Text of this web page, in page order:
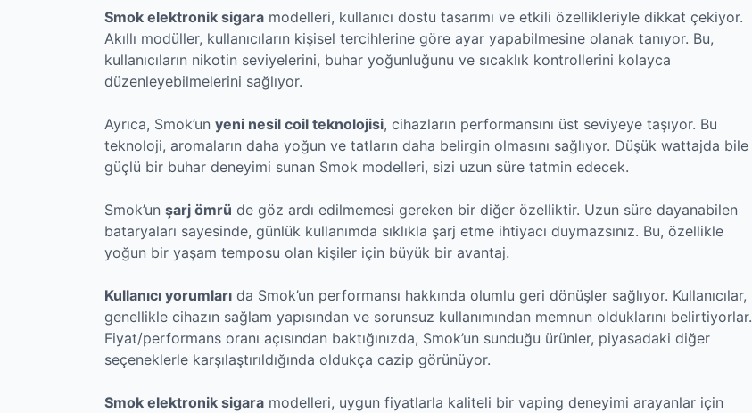
Smok elektronik sigara modelleri, kullanıcı dostu tasarımı ve etkili özellikleriyle dikkat çekiyor.
Akıllı modüller, kullanıcıların kişisel tercihlerine göre ayar yapabilmesine olanak tanıyor. Bu,
kullanıcıların nikotin seviyelerini, buhar yoğunluğunu ve sıcaklık kontrollerini kolayca
düzenleyebilmelerini sağlıyor.
Ayrıca, Smok’un yeni nesil coil teknolojisi, cihazların performansını üst seviyeye taşıyor. Bu
teknoloji, aromaların daha yoğun ve tatların daha belirgin olmasını sağlıyor. Düşük wattajda bile
güçlü bir buhar deneyimi sunan Smok modelleri, sizi uzun süre tatmin edecek.
Smok’un şarj ömrü de göz ardı edilmemesi gereken bir diğer özelliktir. Uzun süre dayanabilen
bataryaları sayesinde, günlük kullanımda sıklıkla şarj etme ihtiyacı duymazsınız. Bu, özellikle
yoğun bir yaşam temposu olan kişiler için büyük bir avantaj.
Kullanıcı yorumları da Smok’un performansı hakkında olumlu geri dönüşler sağlıyor. Kullanıcılar,
genellikle cihazın sağlam yapısından ve sorunsuz kullanımından memnun olduklarını belirtiyorlar.
Fiyat/performans oranı açısından baktığınızda, Smok’un sunduğu ürünler, piyasadaki diğer
seçeneklerle karşılaştırıldığında oldukça cazip görünüyor.
Smok elektronik sigara modelleri, uygun fiyatlarla kaliteli bir vaping deneyimi arayanlar için